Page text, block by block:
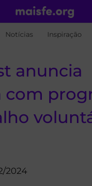
Notícias Inspiração
anuncia
com
2024